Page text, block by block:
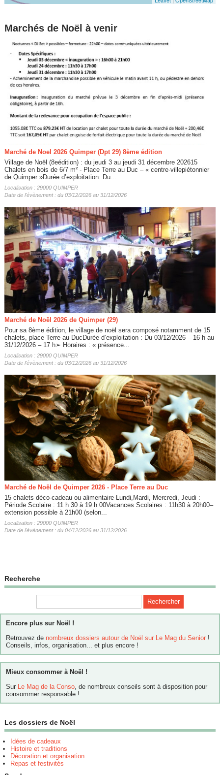
Marchés de Noël à venir
Marché de Noel 2026 Quimper (Dpt 29) 8ème édition
Village de Noël (8eédition) : du jeudi 3 au jeudi 31 décembre 202615
Chalets en bois de 6/7 m² - Place Terre au Duc – « centre-villepiétonnier
de Quimper »Durée d’exploitation: Du...
Localisation : 29000 QUIMPER
Date de l'évènement : du 03/12/2026 au 31/12/2026
Marché de Noël 2026 de Quimper (29)
Pour sa 8ème édition, le village de noël sera composé notamment de 15
chalets, place Terre au DucDurée d’exploitation : Du 03/12/2026 – 16 h au
31/12/2026 – 17 h➢ Horaires : « présence...
Localisation : 29000 QUIMPER
Date de l'évènement : du 03/12/2026 au 31/12/2026
Marché de Noël de Quimper 2026 - Place Terre au Duc
15 chalets déco-cadeau ou alimentaire Lundi,Mardi, Mercredi, Jeudi :
Période Scolaire : 11 h 30 à 19 h 00Vacances Scolaires : 11h30 à 20h00–
extension possible à 21h00 (selon...
Localisation : 29000 QUIMPER
Date de l'évènement : du 04/12/2026 au 31/12/2026
Recherche
Encore plus sur Noël !
Retrouvez de nombreux dossiers autour de Noël sur Le Mag du Senior !
Conseils, infos, organisation... et plus encore !
Mieux consommer à Noël !
Sur
Le Mag de la Conso , de nombreux conseils sont à disposition pour
consommer responsable !
Les dossiers de Noël
Idées de cadeaux
Histoire et traditions
Décoration et organisation
Repas et festivités